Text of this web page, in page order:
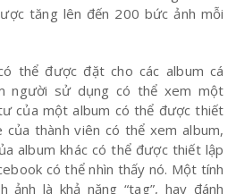
tăng lên đến 200 bức ảnh mỗi
thể được đặt cho các album cá
người sử dụng có thể xem một
của một album có thể được thiết
thành viên có thể xem album,
album khác có thể được thiết lập
có thể nhìn thấy nó. Một tính
ảnh là khả năng “tag”, hay đánh